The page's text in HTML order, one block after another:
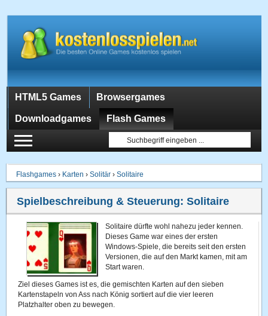
HTML5 Games Browsergames
Downloadgames Flash Games
Flashgames › Karten ›Solitär ›Solitaire
Spielbeschreibung & Steuerung:Solitaire
Solitaire dürfte wohl nahezu jeder kennen.
Dieses Game war eines der ersten
Windows-Spiele, die bereits seit den ersten
Versionen, die auf den Markt kamen, mit am
Start waren.
Ziel dieses Games ist es, die gemischten Karten auf den sieben
Kartenstapeln von Ass nach König sortiert auf die vier leeren
Platzhalter oben zu bewegen.